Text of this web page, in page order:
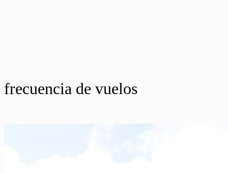
frecuencia de vuelos